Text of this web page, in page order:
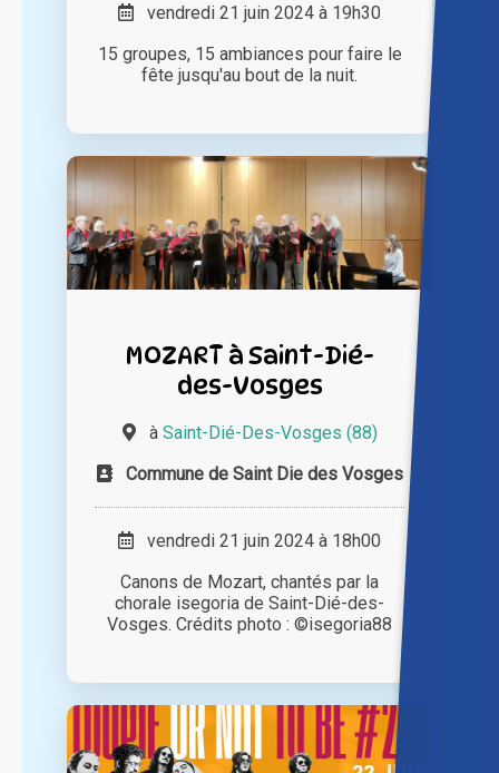
vendredi 21 juin 2024 à 19h30
15 groupes, 15 ambiances pour faire le
fête jusqu'au bout de la nuit.
MOZART à Saint-Dié-
des-Vosges
à Saint-Dié-Des-Vosges (88)
Commune de Saint Die des Vosges
vendredi 21 juin 2024 à 18h00
Canons de Mozart, chantés par la
chorale isegoria de Saint-Dié-des-
Vosges. Crédits photo : ©isegoria88